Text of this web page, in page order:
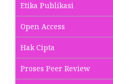
Etika Publikasi
Open Access
Hak Cipta
Proses Peer Review